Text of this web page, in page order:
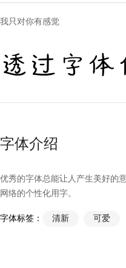
我只对你有感觉
透过字
字体介绍
优秀的字体总能让人产生美好的
网络的个性化用字。
字体标签： 清新 可爱